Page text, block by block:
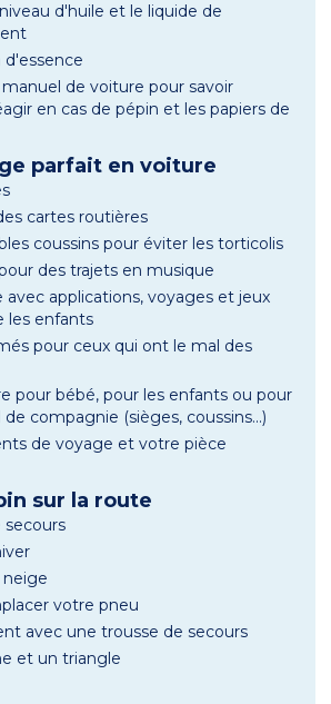
d'huile et le liquide de
d'essence
de voiture pour savoir
en cas de pépin et les papiers de
parfait en voiture
cartes routières
coussins pour éviter les torticolis
des trajets en musique
avec applications, voyages et jeux
les enfants
pour ceux qui ont le mal des
pour bébé, pour les enfants ou pour
compagnie (sièges, coussins...)
de voyage et votre pièce
sur la route
secours
neige
votre pneu
avec une trousse de secours
et un triangle